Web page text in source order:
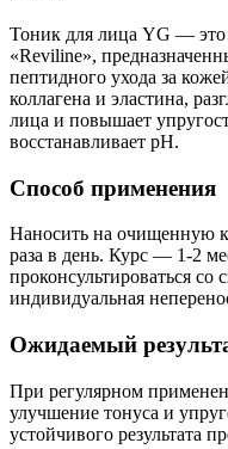
Тоник для лица YG — это
«Reviline»,
пептидного ухода за
коллагена и эластина,
лица и повышает
восстанавливает pH.
Способ применения
Наносить на очищенную
раза в день. Курс — 1-2
проконсультироваться
индивидуальная
Ожидаемый
При регулярном
улучшение тонуса и
устойчивого результата